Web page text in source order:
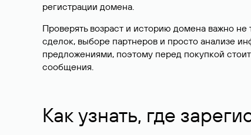
регистрации домена.
Проверять возраст и историю домена важно
сделок, выборе партнеров и просто анализе
предложениями, поэтому перед покупкой
сообщения.
Как узнать, где